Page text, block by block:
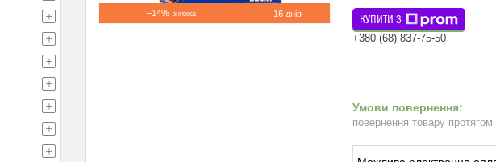
–14% 16 днів КУПИТИ З
+380 (68) 837-75-50
повернення товару